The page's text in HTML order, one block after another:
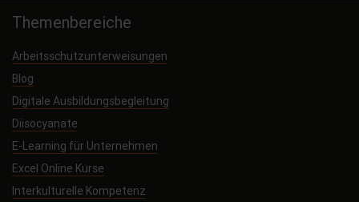
Themenbereiche
Arbeitsschutzunterweisungen
Blog
Digitale Ausbildungsbegleitung
Diisocyanate
E-Learning für Unternehmen
Excel Online Kurse
Interkulturelle Kompetenz